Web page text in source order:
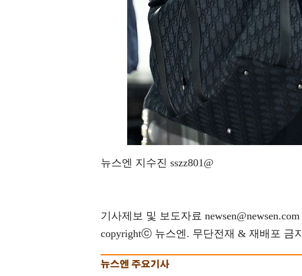
뉴스엔 지수진 sszz801@
기사제보 및 보도자료 newsen@newsen.com
copyrightⓒ 뉴스엔. 무단전재 & 재배포 금지